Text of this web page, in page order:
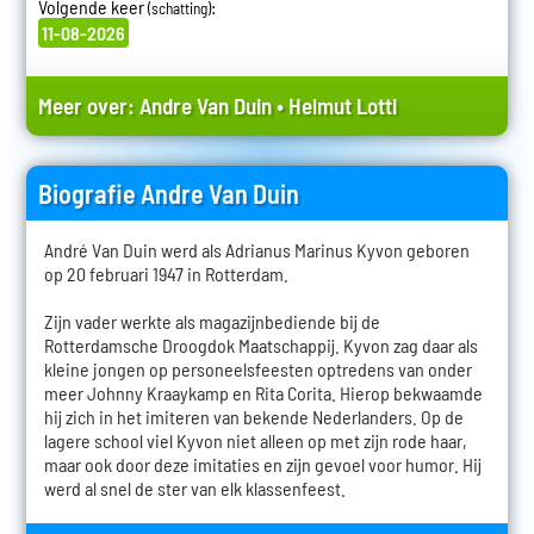
Volgende keer(schatting):
11-08-2026
Meer over:Andre Van Duin•Helmut Lotti
Biografie Andre Van Duin
André Van Duin werd als Adrianus Marinus Kyvon geboren
op 20 februari 1947 in Rotterdam.
Zijn vader werkte als magazijnbediende bij de
Rotterdamsche Droogdok Maatschappij. Kyvon zag daar als
kleine jongen op personeelsfeesten optredens van onder
meer Johnny Kraaykamp en Rita Corita. Hierop bekwaamde
hij zich in het imiteren van bekende Nederlanders. Op de
lagere school viel Kyvon niet alleen op met zijn rode haar,
maar ook door deze imitaties en zijn gevoel voor humor. Hij
werd al snel de ster van elk klassenfeest.